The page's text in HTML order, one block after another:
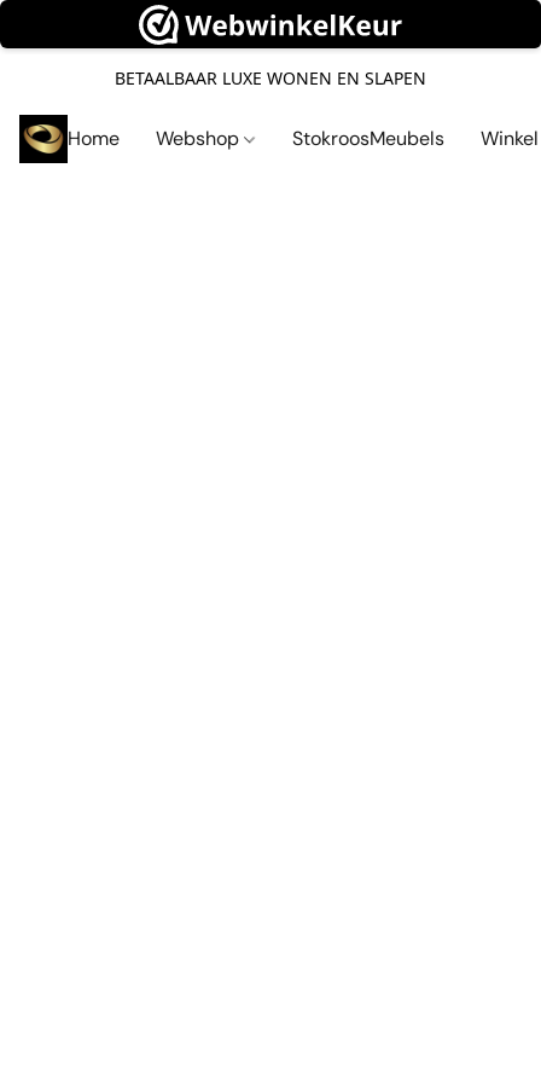
BETAALBAAR LUXE WONEN EN SLAPEN
Home Webshop StokroosMeubels